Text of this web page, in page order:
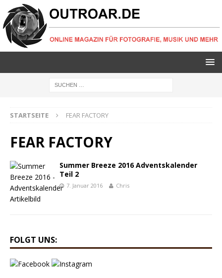
STARTSEITE FEAR FACTORY
FEAR FACTORY
Summer Breeze 2016 Adventskalender
Teil 2
7. Januar 2016 Chris
FOLGT UNS: